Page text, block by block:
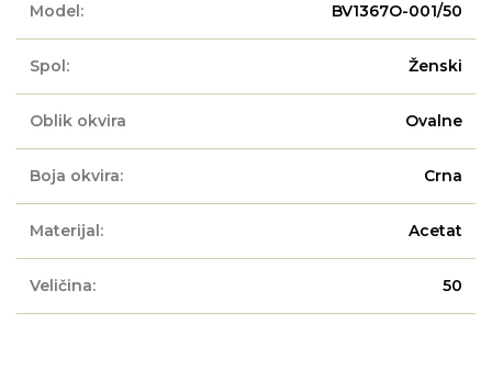
Model: BV1367O-001/50
Spol: Ženski
Oblik okvira Ovalne
Boja okvira: Crna
Materijal: Acetat
Veličina: 50